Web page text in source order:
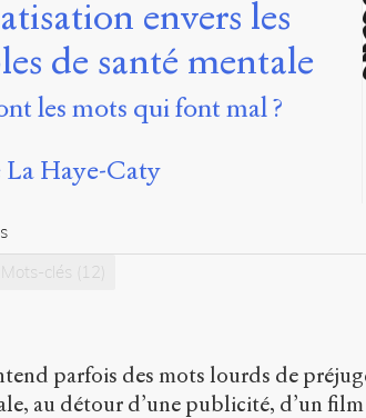
envers les
de santé mentale
les mots qui font mal ?
La Haye-Caty
Mots-clés (12)
parfois des mots lourds de
au détour d’une publicité, d’un